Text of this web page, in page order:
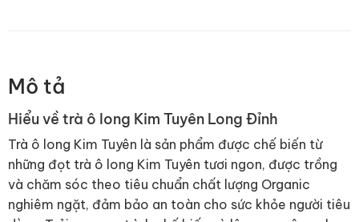
Mô tả
Hiểu về trà ô long Kim Tuyên Long Đỉnh
Trà ô long Kim Tuyên là sản phẩm được chế biến từ
những đọt trà ô long Kim Tuyên tươi ngon, được trồng
và chăm sóc theo tiêu chuẩn chất lượng Organic
nghiêm ngặt, đảm bảo an toàn cho sức khỏe người tiêu